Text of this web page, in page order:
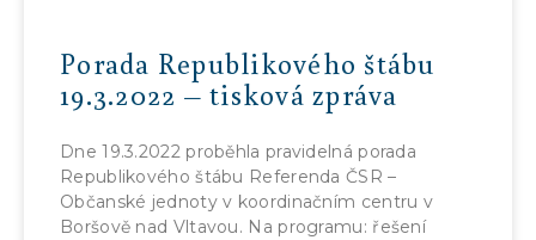
Porada Republikového štábu
19.3.2022 – tisková zpráva
Dne 19.3.2022 proběhla pravidelná porada
Republikového štábu Referenda ČSR –
Občanské jednoty v koordinačním centru v
Boršově nad Vltavou. Na programu: řešení